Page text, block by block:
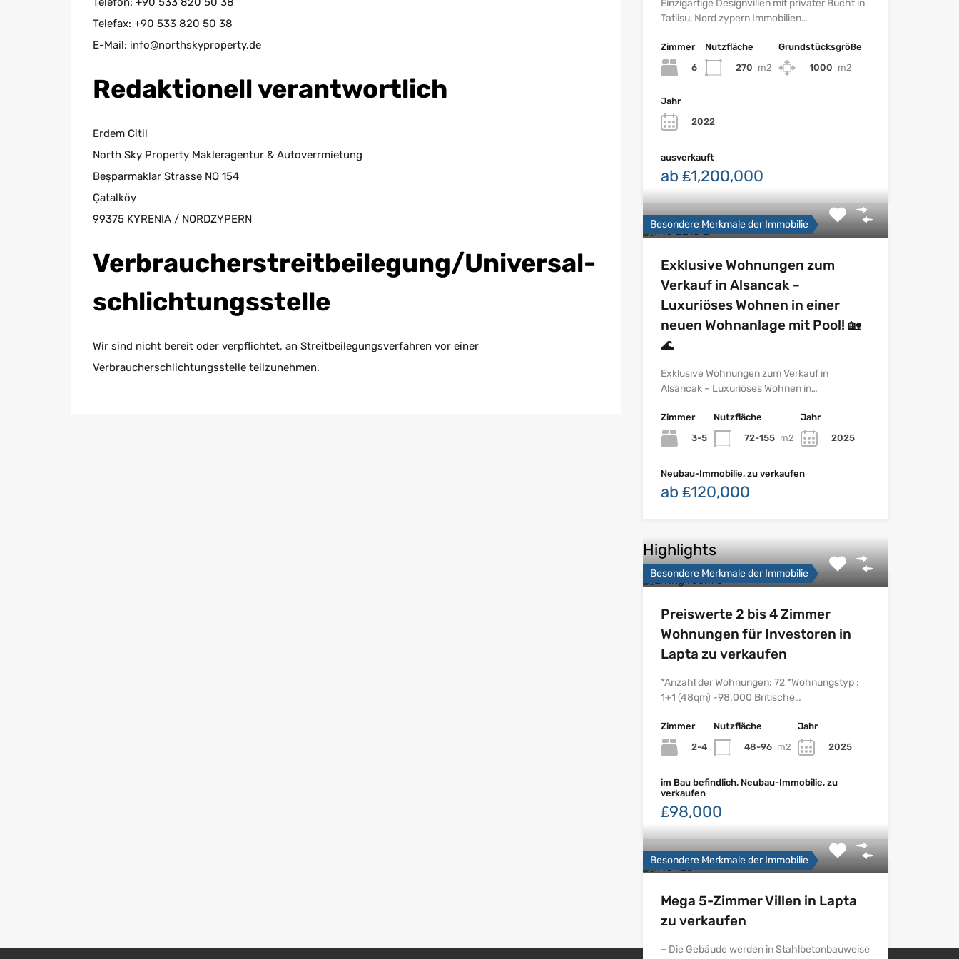
Telefax: +90 533 820 50 38
E-Mail: info@northskyproperty.de
Redaktionell verantwortlich
Erdem Citil
North Sky Property Makleragentur & Autoverrmietung
Beşparmaklar Strasse NO 154
Çatalköy
99375 KYRENIA / NORDZYPERN
Verbraucher­streit­beilegung/Universal­
schlichtungs­stelle
Wir sind nicht bereit oder verpflichtet, an Streitbeilegungsverfahren vor einer
Verbraucherschlichtungsstelle teilzunehmen.
Einzigartige Designvillen mit privater Bucht in
Tatlisu, Nord zypern Immobilien…
Zimmer
6
Nutzfläche
270 m2
Grundstücksgröße
1000 m2
Jahr
2022
ausverkauft
ab ₤1,200,000
Besondere Merkmale der Immobilie
Exklusive Wohnungen zum
Verkauf in Alsancak –
Luxuriöses Wohnen in einer
neuen Wohnanlage mit Pool! 🏡
🌊
Exklusive Wohnungen zum Verkauf in
Alsancak – Luxuriöses Wohnen in…
Zimmer
3-5
Nutzfläche
72-155 m2
Jahr
2025
Neubau-Immobilie, zu verkaufen
ab ₤120,000
Highlights
Besondere Merkmale der Immobilie
Preiswerte 2 bis 4 Zimmer
Wohnungen für Investoren in
Lapta zu verkaufen
*Anzahl der Wohnungen: 72 *Wohnungstyp :
1+1 (48qm) -98.000 Britische…
Zimmer
2-4
Nutzfläche
48-96 m2
Jahr
2025
im Bau befindlich, Neubau-Immobilie, zu
verkaufen
₤98,000
Besondere Merkmale der Immobilie
Mega 5-Zimmer Villen in Lapta
zu verkaufen
– Die Gebäude werden in Stahlbetonbauweise